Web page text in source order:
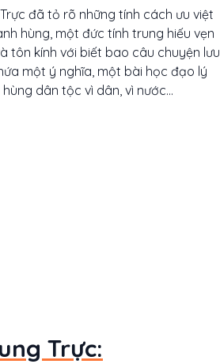
đã tỏ rõ những tính cách ưu việt
hùng, một đức tính trung hiếu vẹn
tôn kính với biết bao câu chuyện lưu
một ý nghĩa, một bài học đạo lý
dân tộc vì dân, vì nước...
Trực: